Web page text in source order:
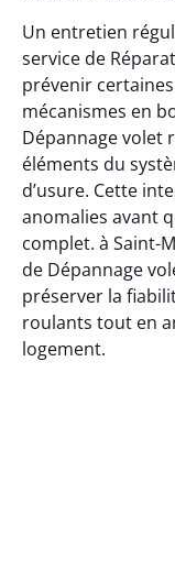
Un entretien
service de
prévenir
mécanismes en
Dépannage volet
éléments du
d’usure. Cette
anomalies avant
complet. à Saint-
de Dépannage
préserver la
roulants tout en
logement.